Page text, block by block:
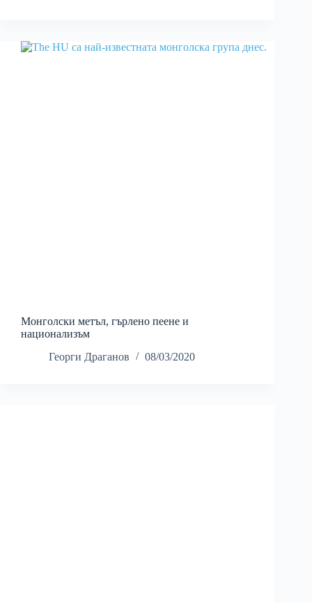
Монголски метъл, гърлено пеене и
национализъм
Георги Драганов
08/03/2020